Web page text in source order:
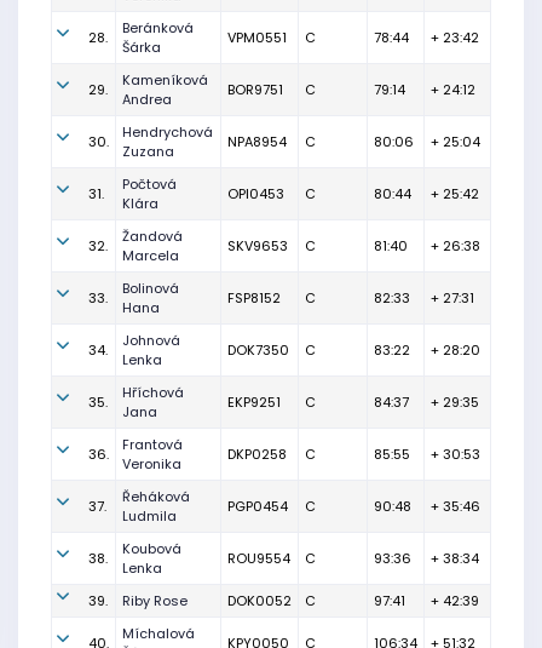
28.
Beránková
Šárka
VPM0551 C 78:44 + 23:42
29.
Kameníková
Andrea
BOR9751 C 79:14 + 24:12
30.
Hendrychová
Zuzana
NPA8954 C 80:06 + 25:04
31.
Počtová
Klára
OPI0453 C 80:44 + 25:42
32.
Žandová
Marcela
SKV9653 C 81:40 + 26:38
33.
Bolinová
Hana
FSP8152 C 82:33 + 27:31
34.
Johnová
Lenka
DOK7350 C 83:22 + 28:20
35.
Hříchová
Jana
EKP9251 C 84:37 + 29:35
36.
Frantová
Veronika
DKP0258 C 85:55 + 30:53
37.
Řeháková
Ludmila
PGP0454 C 90:48 + 35:46
38.
Koubová
Lenka
ROU9554 C 93:36 + 38:34
39. Riby Rose DOK0052 C 97:41 + 42:39
40.
Míchalová
KPY0050 C 106:34 + 51:32